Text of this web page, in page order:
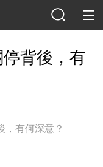
背後，有
，有何深意？